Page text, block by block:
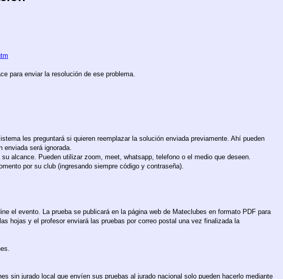
para enviar la resolución de ese problema.
les preguntará si quieren reemplazar la solución enviada previamente. Ahí pueden
enviada será ignorada.
alcance. Pueden utilizar zoom, meet, whatsapp, telefono o el medio que deseen.
por su club (ingresando siempre código y contraseña).
el evento. La prueba se publicará en la página web de Mateclubes en formato PDF para
hojas y el profesor enviará las pruebas por correo postal una vez finalizada la
sin jurado local que envíen sus pruebas al jurado nacional solo pueden hacerlo mediante